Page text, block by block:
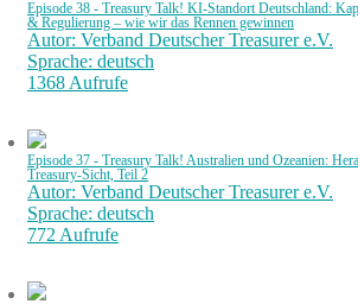
Episode 38 - Treasury Talk! KI-Standort Deutschland:
& Regulierung – wie wir das Rennen gewinnen
Autor: Verband Deutscher Treasurer e.V.
Sprache: deutsch
1368 Aufrufe
Episode 37 - Treasury Talk! Australien und Ozeanien:
Treasury-Sicht, Teil 2
Autor: Verband Deutscher Treasurer e.V.
Sprache: deutsch
772 Aufrufe